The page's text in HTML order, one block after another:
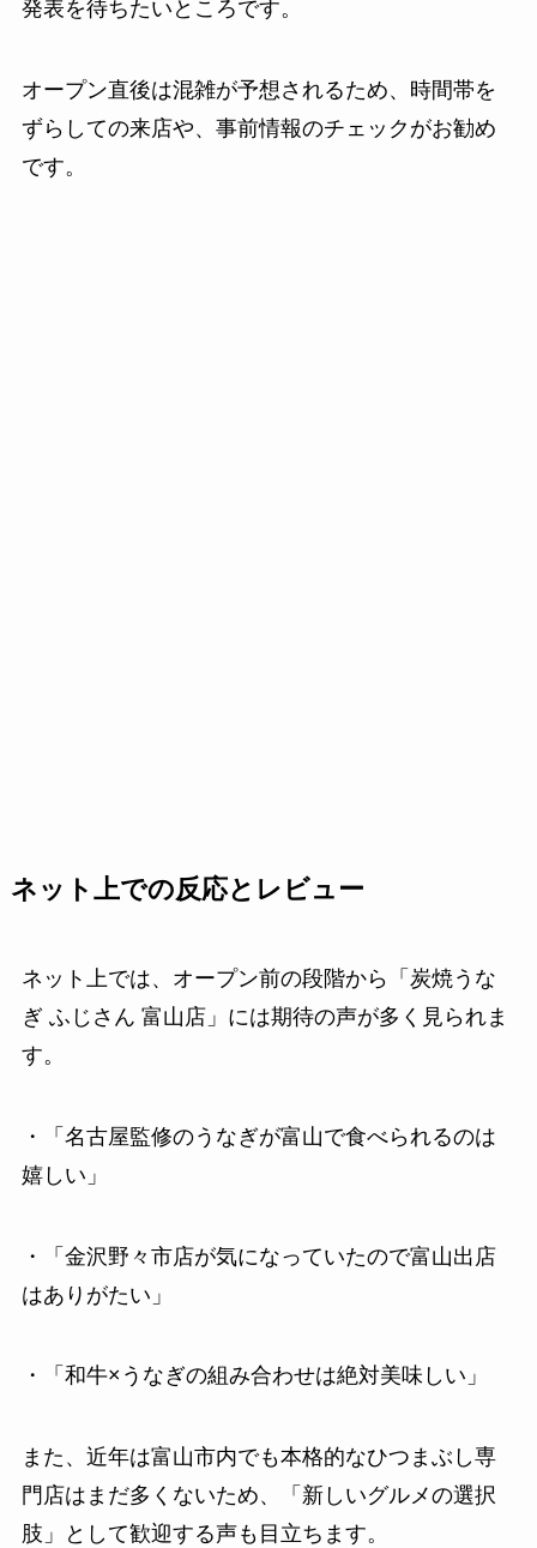
発表を待ちたいところです。
オープン直後は混雑が予想されるため、時間帯を
ずらしての来店や、事前情報のチェックがお勧め
です。
ネット上での反応とレビュー
ネット上では、オープン前の段階から「炭焼うな
ぎ ふじさん 富山店」には期待の声が多く見られま
す。
・「名古屋監修のうなぎが富山で食べられるのは
嬉しい」
・「金沢野々市店が気になっていたので富山出店
はありがたい」
・「和牛×うなぎの組み合わせは絶対美味しい」
また、近年は富山市内でも本格的なひつまぶし専
門店はまだ多くないため、「新しいグルメの選択
肢」として歓迎する声も目立ちます。